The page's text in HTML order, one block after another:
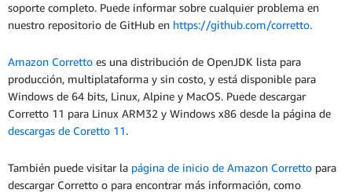
soporte completo. Puede informar sobre cualquier problema en
nuestro repositorio de GitHub en https://github.com/corretto.
Amazon Corretto es una distribución de OpenJDK lista para
producción, multiplataforma y sin costo, y está disponible para
Windows de 64 bits, Linux, Alpine y MacOS. Puede descargar
Corretto 11 para Linux ARM32 y Windows x86 desde la página de
descargas de Coretto 11.
También puede visitar la página de inicio de Amazon Corretto para
descargar Corretto o para encontrar más información, como